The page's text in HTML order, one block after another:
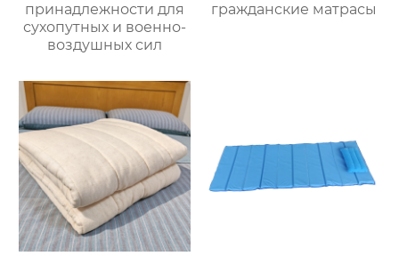
принадлежности для
сухопутных и военно-
воздушных сил
гражданские матрасы